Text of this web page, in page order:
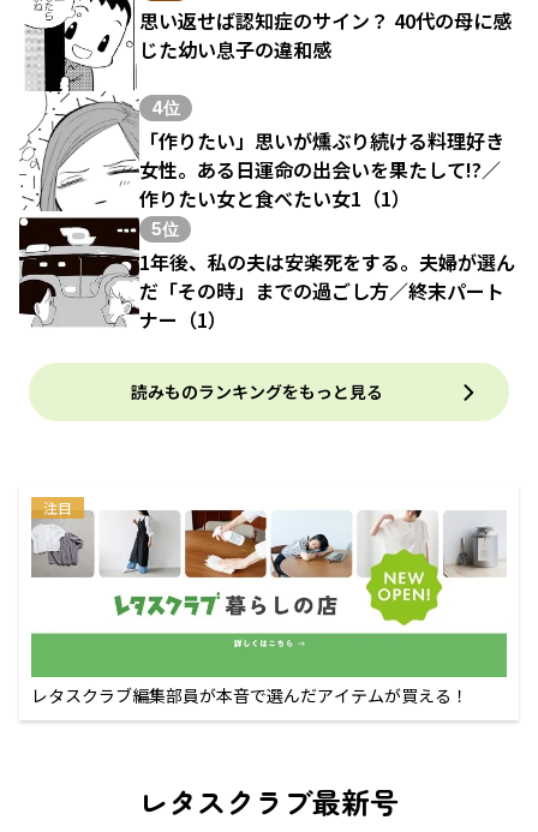
思い返せば認知症のサイン？ 40代の母に感
じた幼い息子の違和感
4位
「作りたい」思いが燻ぶり続ける料理好き
女性。ある日運命の出会いを果たして!?／
作りたい女と食べたい女1（1）
5位
1年後、私の夫は安楽死をする。夫婦が選ん
だ「その時」までの過ごし方／終末パート
ナー（1）
読みものランキングをもっと見る
注目
レタスクラブ編集部員が本音で選んだアイテムが買える！
レタスクラブ最新号